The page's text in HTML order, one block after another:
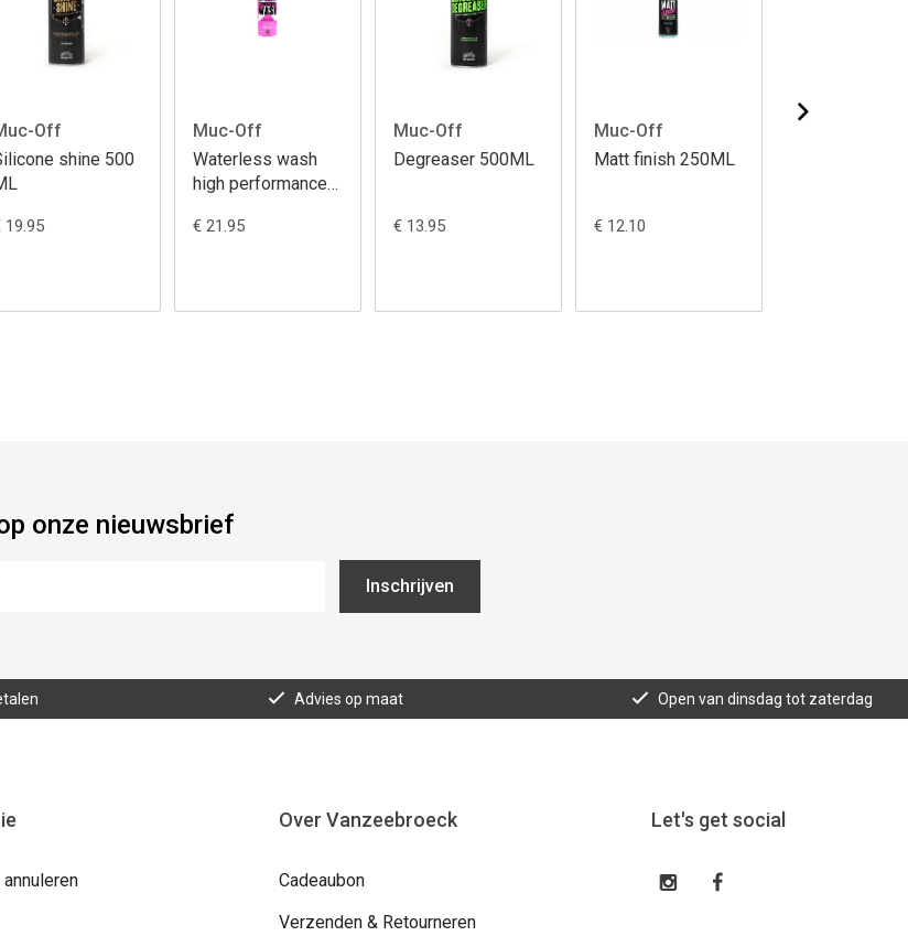
Off
shine 500
19.95
Muc-Off
Waterless wash
high performance
€ 21.95
Muc-Off
Degreaser 500ML
€ 13.95
Muc-Off
Matt finish 250ML
€ 12.10
onze nieuwsbrief
Inschrijven
Advies op maat Open van dinsdag tot zaterdag
Over Vanzeebroeck
Cadeaubon
Verzenden & Retourneren
Let's get social